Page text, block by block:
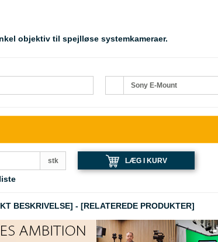
objektiv til spejlløse systemkameraer.
Sony E-Mount
stk LÆG I KURV
BESKRIVELSE] - [RELATEREDE PRODUKTER]